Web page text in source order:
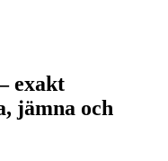
exakt
jämna och